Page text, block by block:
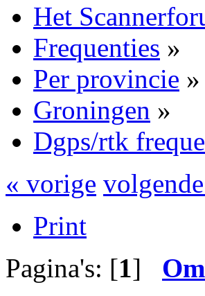
Het
Frequenties »
Per provincie »
Groningen »
Dgps/rtk
« vorige
Print
Pagina's: [1]